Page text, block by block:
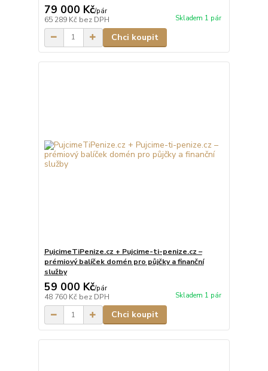
79 000 Kč/pár
65 289 Kč bez DPH Skladem 1 pár
Chci koupit
PujcimeTiPenize.cz + Pujcime-ti-penize.cz –
prémiový balíček domén pro půjčky a finanční
služby
59 000 Kč/pár
48 760 Kč bez DPH Skladem 1 pár
Chci koupit